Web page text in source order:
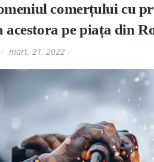
comerțului cu
pe piața din
mart. 21, 2022